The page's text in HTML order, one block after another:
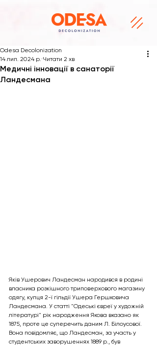
Медичні інновації в санаторії
Ландесмана
Odesa Decolonization
14 лип. 2024 р. Читати 2 хв
Яків Ушерович Ландесман народився в родині
власника розкішного триповерхового магазину
одягу, купця 2-ї гільдії Ушера Гершковича
Ландесмана. У статті "Одеські євреї у художній
літературі" рік народження Якова вказано як
1875, проте це суперечить даним Л. Білоусової.
Вона повідомляє, що Ландесман, за участь у
студентських заворушеннях 1889 р., був